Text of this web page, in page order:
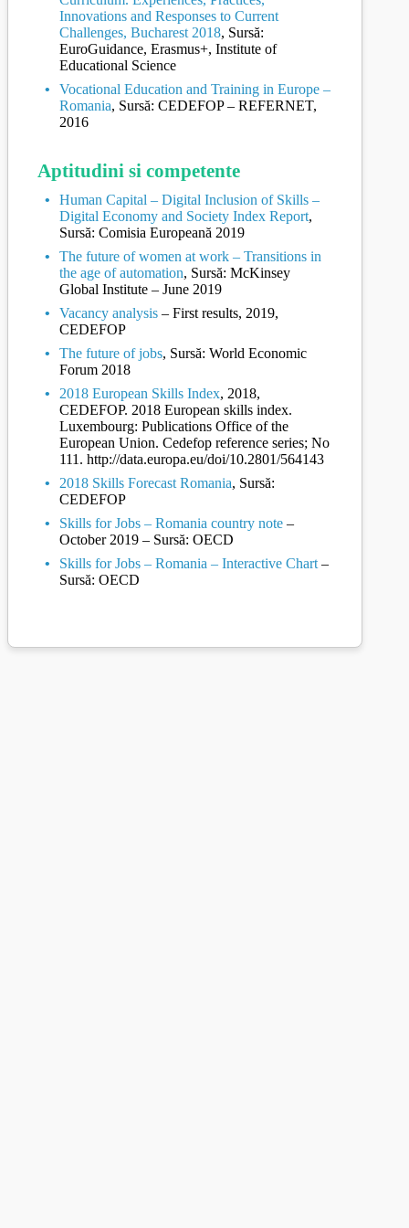
Consultare publică
Acte normative
Registru consemnare și analizare propuneri
Integritate instituțională
Etică și conduită
Plan de integritate
Comunicat de presa
Statistici
Note de informare
Statistici europene
RNCIS
Reglementări
RNCIS
RNCP
Lista calificarilor aprobate provizoriu
RNPP
RNPP
Reglementări
RPEFPAIIS
Euroguidance
Proiecte
În calitate de beneficiar
În calitate de partener
ISCO sarcini și activități
Standarde Ocupaționale 2014-2026
Standarde Ocupaționale Arhivate (documentare)
Standarde de Pregatire Profesională
Registrul atestatelor
Reglementari
Acte necesare
Comitete sectoriale
Relația cu piața muncii protocoale de colaborare
Standarde Ocupaționale
Tarife
Programe de formare
Specialist în sisteme de calificare
Evaluator de evaluator
Evaluator de competențe profesionale
Centru competențe digitale
Registre
Registrul specialiștilor în sisteme de calificare
Registrul evaluatorilor externi
Registrul evaluatorilor de competențe profesionale
(2026-prezent)
Registrul evaluatorilor de competențe
profesionale(2021-2025)
Registrul Național al Centrelor Profesionale
Registrul Absolventilor
Legături utile
Contact
Innovations and Responses to Current
Challenges, Bucharest 2018, Sursă:
EuroGuidance, Erasmus+, Institute of
Educational Science
Vocational Education and Training in Europe –
Romania, Sursă: CEDEFOP – REFERNET,
2016
Aptitudini si competente
Human Capital – Digital Inclusion of Skills –
Digital Economy and Society Index Report,
Sursă: Comisia Europeană 2019
The future of women at work – Transitions in
the age of automation, Sursă: McKinsey
Global Institute – June 2019
Vacancy analysis – First results, 2019,
CEDEFOP
The future of jobs, Sursă: World Economic
Forum 2018
2018 European Skills Index, 2018,
CEDEFOP. 2018 European skills index.
Luxembourg: Publications Office of the
European Union. Cedefop reference series; No
111. http://data.europa.eu/doi/10.2801/564143
2018 Skills Forecast Romania, Sursă:
CEDEFOP
Skills for Jobs – Romania country note –
October 2019 – Sursă: OECD
Skills for Jobs – Romania – Interactive Chart –
Sursă: OECD